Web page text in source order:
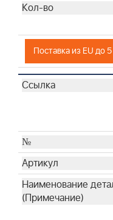
Поставка из EU до